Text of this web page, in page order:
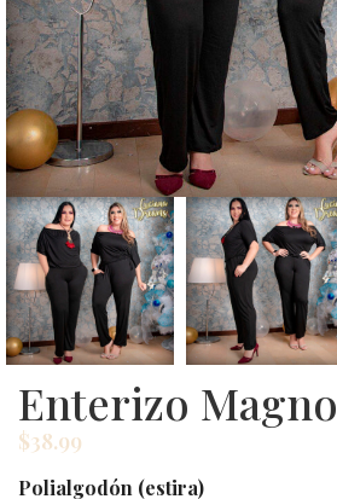
Enterizo Magno
$38.99
Polialgodón (estira)